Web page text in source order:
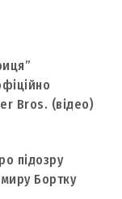
Bros. (відео)
підозру
Бортку